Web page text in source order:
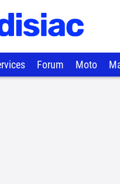
Forum Moto